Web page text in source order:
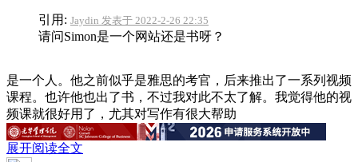
引用: Jaydin 发表于 2022-2-26 22:35
请问Simon是一个网站还是书呀？
是一个人。他之前似乎是雅思的考官，后来推出了一系列视频
课程。也许他也出了书，不过我对此不太了解。我觉得他的视
频课就很好用了，尤其对写作有很大帮助
展开阅读全文